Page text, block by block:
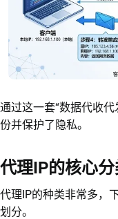
通过这一套“数据代收
份并保护了隐私。
代理IP的核心
代理IP的种类非常多，
划分。